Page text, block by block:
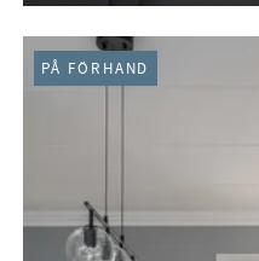
PÅ FÖRHAND